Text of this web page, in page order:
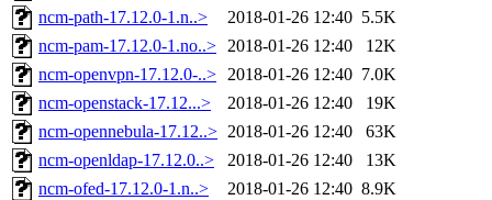
ncm-path-17.12.0-1.n..>
2018-01-26 12:40 5.5K
ncm-pam-17.12.0-1.no..> 2018-01-26 12:40
12K
ncm-openvpn-17.12.0-..> 2018-01-26 12:40 7.0K
ncm-openstack-17.12...>
2018-01-26 12:40
19K
ncm-opennebula-17.12..> 2018-01-26 12:40
63K
ncm-openldap-17.12.0..>
2018-01-26 12:40
13K
ncm-ofed-17.12.0-1.n..>
2018-01-26 12:40 8.9K